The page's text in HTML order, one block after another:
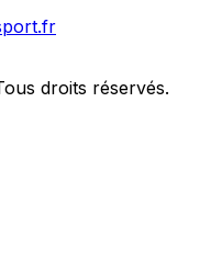
droits réservés.